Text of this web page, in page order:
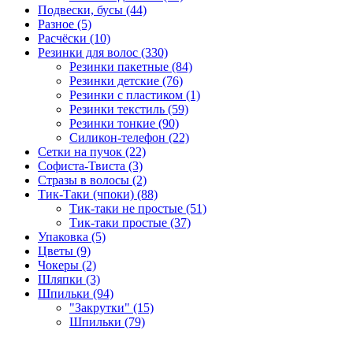
Подвески, бусы (44)
Разное (5)
Расчёски (10)
Резинки для волос (330)
Резинки пакетные (84)
Резинки детские (76)
Резинки с пластиком (1)
Резинки текстиль (59)
Резинки тонкие (90)
Силикон-телефон (22)
Сетки на пучок (22)
Софиста-Твиста (3)
Стразы в волосы (2)
Тик-Таки (чпоки) (88)
Тик-таки не простые (51)
Тик-таки простые (37)
Упаковка (5)
Цветы (9)
Чокеры (2)
Шляпки (3)
Шпильки (94)
"Закрутки" (15)
Шпильки (79)